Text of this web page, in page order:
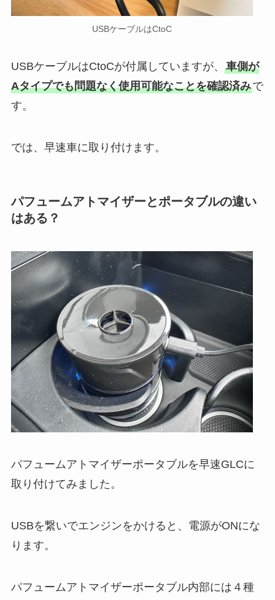
USBケーブルはCtoC
USBケーブルはCtoCが付属していますが、 車側が
Aタイプでも問題なく使用可能なことを確認済みで
す。
では、早速車に取り付けます。
パフュームアトマイザーとポータブルの違い
はある？
パフュームアトマイザーポータブルを早速GLCに
取り付けてみました。
USBを繋いでエンジンをかけると、電源がONにな
ります。
パフュームアトマイザーポータブル内部には４種